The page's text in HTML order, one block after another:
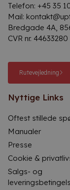
Telefon: +45 35
Mail:
Bredgade 4A,
CVR nr. 44633280
Rutevejledning
Nyttige Links
Oftest stillede
Manualer
Presse
Cookie &
Salgs- og